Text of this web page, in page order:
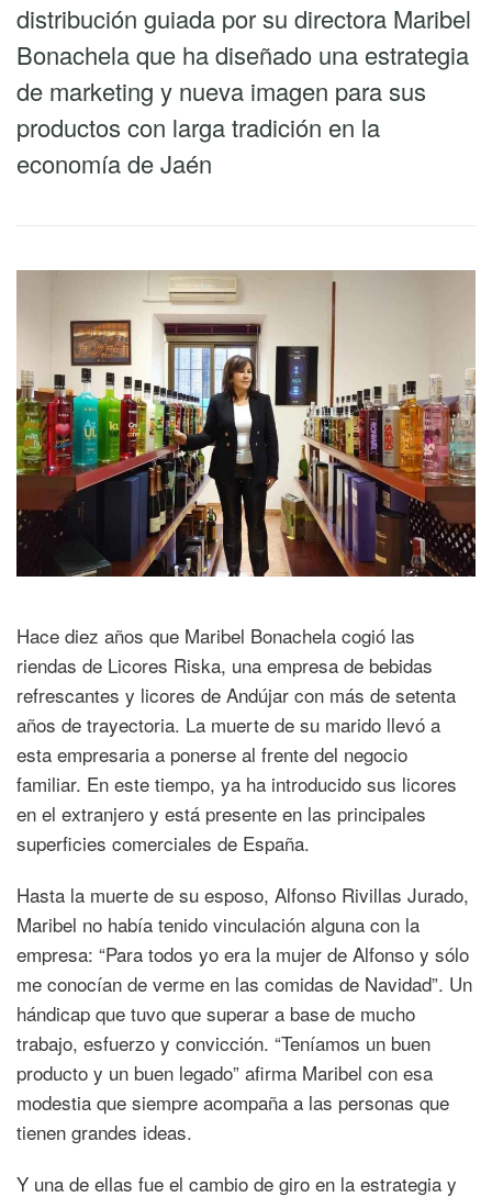
distribución guiada por su directora Maribel
Bonachela que ha diseñado una estrategia
de marketing y nueva imagen para sus
productos con larga tradición en la
economía de Jaén
Hace diez años que Maribel Bonachela cogió las
riendas de Licores Riska, una empresa de bebidas
refrescantes y licores de Andújar con más de setenta
años de trayectoria. La muerte de su marido llevó a
esta empresaria a ponerse al frente del negocio
familiar. En este tiempo, ya ha introducido sus licores
en el extranjero y está presente en las principales
superficies comerciales de España.
Hasta la muerte de su esposo, Alfonso Rivillas Jurado,
Maribel no había tenido vinculación alguna con la
empresa: “Para todos yo era la mujer de Alfonso y sólo
me conocían de verme en las comidas de Navidad”. Un
hándicap que tuvo que superar a base de mucho
trabajo, esfuerzo y convicción. “Teníamos un buen
producto y un buen legado” afirma Maribel con esa
modestia que siempre acompaña a las personas que
tienen grandes ideas.
Y una de ellas fue el cambio de giro en la estrategia y